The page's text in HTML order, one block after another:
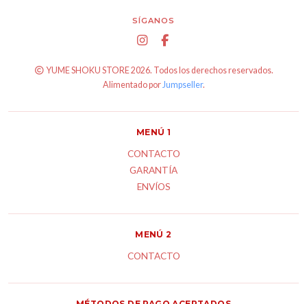
SÍGANOS
YUME SHOKU STORE 2026. Todos los derechos reservados.
Alimentado porJumpseller.
MENÚ 1
CONTACTO
GARANTÍA
ENVÍOS
MENÚ 2
CONTACTO